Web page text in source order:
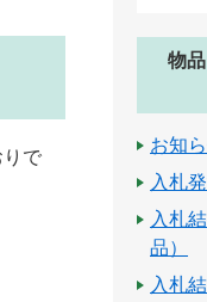
で
物
お知
入札
入札
品）
入札